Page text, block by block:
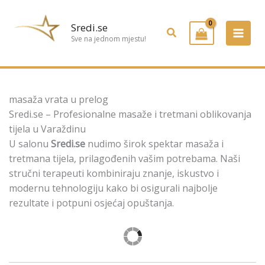
Sredi.se
Sve na jednom mjestu! Pretraživanje
masaža vrata u prelog
Sredi.se – Profesionalne masaže i tretmani oblikovanja
tijela u Varaždinu
U salonu Sredi.se nudimo širok spektar masaža i
tretmana tijela, prilagođenih vašim potrebama. Naši
stručni terapeuti kombiniraju znanje, iskustvo i
modernu tehnologiju kako bi osigurali najbolje
rezultate i potpuni osjećaj opuštanja.